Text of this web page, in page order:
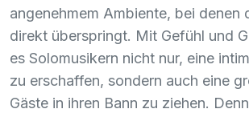
angenehmem Ambiente, bei denen
direkt überspringt. Mit Gefühl und
es Solomusikern nicht nur, eine
zu erschaffen, sondern auch eine
Gäste in ihren Bann zu ziehen.